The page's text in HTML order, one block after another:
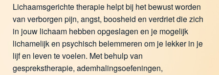
Lichaamsgerichte therapie helpt bij het bewust worden
van verborgen pijn, angst, boosheid en verdriet die zich
in jouw lichaam hebben opgeslagen en je mogelijk
lichamelijk en psychisch belemmeren om je lekker in je
lijf en leven te voelen. Met behulp van
gesprekstherapie, ademhalingsoefeningen,